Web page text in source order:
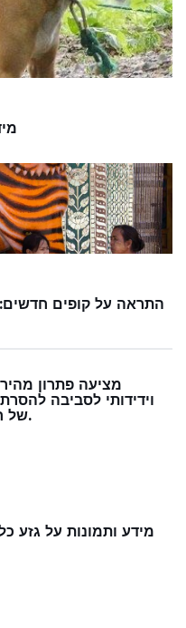
התראה על קופים
וידידותי לסביבה
של חיות מחמד.
מידע ותמונות על גזע